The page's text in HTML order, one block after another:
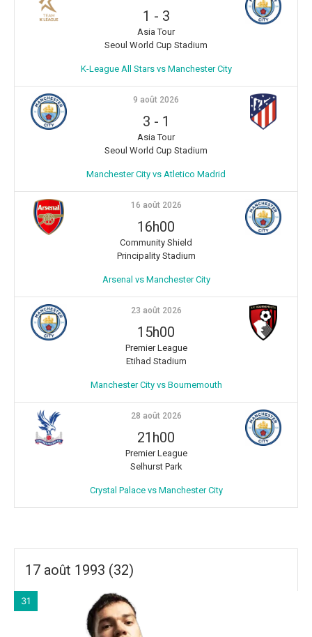
1 - 3
Asia Tour
Seoul World Cup Stadium
K-League All Stars vs Manchester City
9 août 2026
3 - 1
Asia Tour
Seoul World Cup Stadium
Manchester City vs Atletico Madrid
16 août 2026
16h00
Community Shield
Principality Stadium
Arsenal vs Manchester City
23 août 2026
15h00
Premier League
Etihad Stadium
Manchester City vs Bournemouth
28 août 2026
21h00
Premier League
Selhurst Park
Crystal Palace vs Manchester City
17 août 1993 (32)
31